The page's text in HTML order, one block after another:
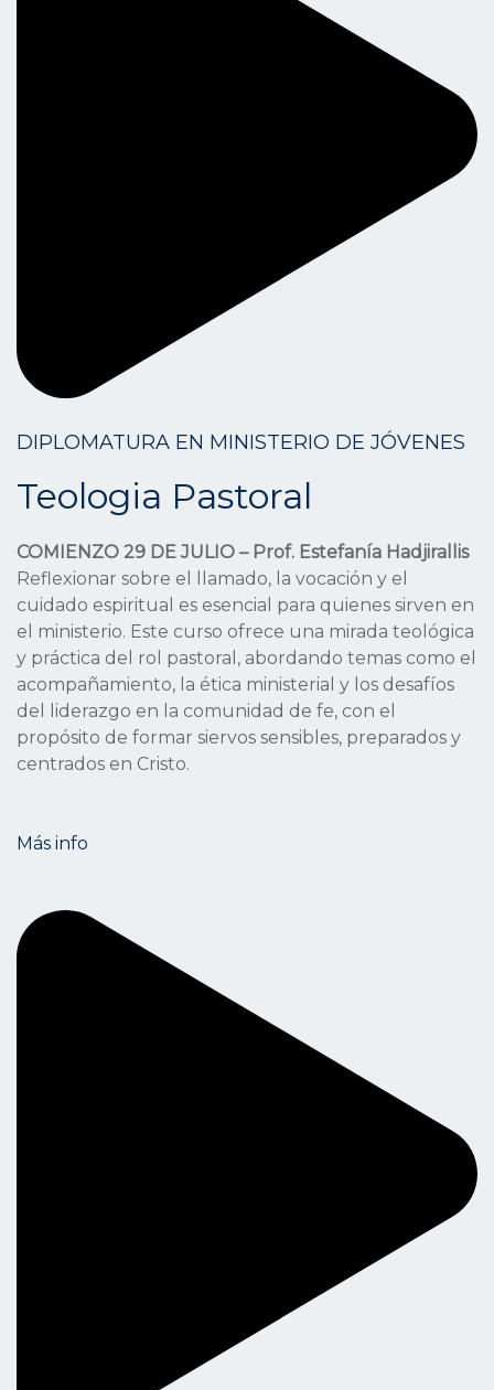
DIPLOMATURA EN MINISTERIO DE JÓVENES
Teologia Pastoral
COMIENZO 29 DE JULIO – Prof. Estefanía Hadjirallis
Reflexionar sobre el llamado, la vocación y el
cuidado espiritual es esencial para quienes sirven en
el ministerio. Este curso ofrece una mirada teológica
y práctica del rol pastoral, abordando temas como el
acompañamiento, la ética ministerial y los desafíos
del liderazgo en la comunidad de fe, con el
propósito de formar siervos sensibles, preparados y
centrados en Cristo.
Más info